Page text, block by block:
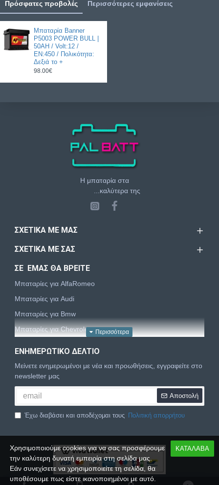
Πρόσφατες προβολές Περισσότερες εμφανίσεις
Μπαταρία Banner
P5003 POWER BULL |
50AH / Volt:12 /
EN:450 / Πολικότητα:
Δεξιά το +
98.00€
Η μπαταρία στα
...καλύτερα της
ΣΧΕΤΙΚΆ ΜΕ ΜΑΣ
ΣΧΕΤΙΚΆ ΜΕ ΣΑΣ
ΣΕ ΕΜΑΣ ΘΑ ΒΡΕΙΤΕ
Μπαταρίες για AlfaRomeo
Μπαταρίες για Audi
Μπαταρίες για Bmw
Μπαταρίες για Chevrolet
Μπαταρίες για Dacia
Μπαταρίες για Daewoo
Μπαταρίες για Daihatsu
Μπαταρίες για Dodge
Μπαταρίες για Fiat
Μπαταρίες για Ford
Μπαταρίες για Honda
Μπαταρίες για Hyundai
ΕΝΗΜΕΡΩΤΙΚΌ ΔΕΛΤΊΟ
Μείνετε ενημερωμένοι με νέα και προωθήσεις, εγγραφείτε στο
newsletter μας
Αποστολή
Έχω διαβάσει και αποδέχομαι τους Πολιτική απορρήτου
ΚΑΤΑΛΑΒΑ
Χρησιμοποιούμε cookies για να σας προσφέρουμε
την καλύτερη δυνατή εμπειρία στη σελίδα μας.
Εάν συνεχίσετε να χρησιμοποιείτε τη σελίδα, θα
υποθέσουμε πως είστε ικανοποιημένοι με αυτό.